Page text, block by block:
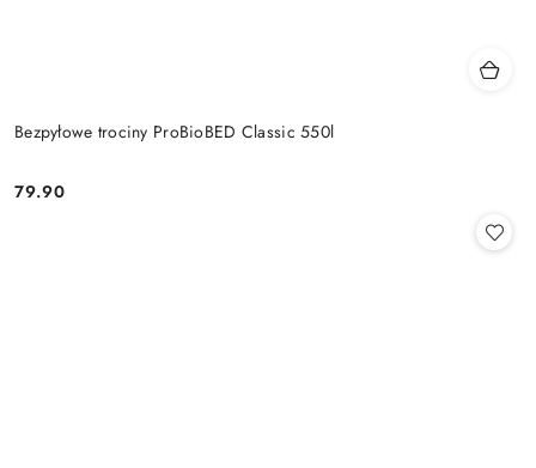
Bezpyłowe trociny ProBioBED Classic 550l
Cena:
79.90